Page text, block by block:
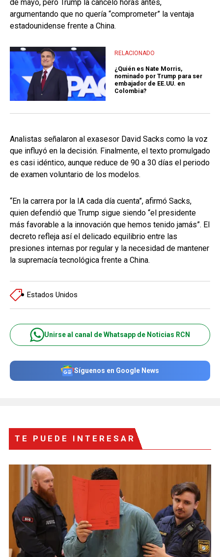
de mayo, pero Trump la canceló horas antes,
argumentando que no quería “comprometer” la ventaja
estadounidense frente a China.
RELACIONADO
¿Quién es Nate Morris,
nominado por Trump para ser
embajador de EE.UU. en
Colombia?
Analistas señalaron al exasesor David Sacks como la voz
que influyó en la decisión. Finalmente, el texto promulgado
es casi idéntico, aunque reduce de 90 a 30 días el periodo
de examen voluntario de los modelos.
“En la carrera por la IA cada día cuenta”, afirmó Sacks,
quien defendió que Trump sigue siendo “el presidente
más favorable a la innovación que hemos tenido jamás”. El
decreto refleja así el delicado equilibrio entre las
presiones internas por regular y la necesidad de mantener
la supremacía tecnológica frente a China.
Estados Unidos
Unirse al canal de Whatsapp de Noticias RCN
Síguenos en Google News
TE PUEDE INTERESAR